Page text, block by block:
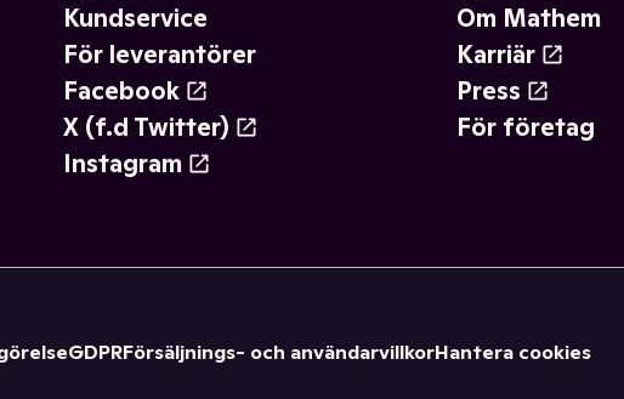
Kundservice
För leverantörer
Facebook
X (f.d Twitter)
Instagram
Om Mathem
Karriär
Press
För företag
GDPRFörsäljnings- och användarvillkorHantera cookies